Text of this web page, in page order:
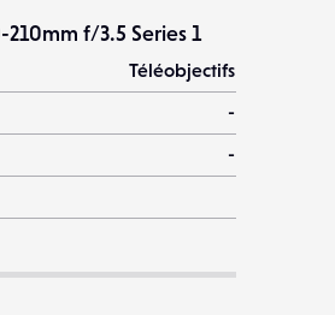
f/3.5 Series 1
Téléobjectifs
-
-